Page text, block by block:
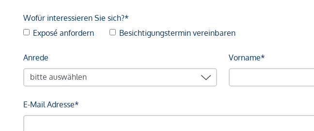
Wofür interessieren Sie sich?*
Exposé anfordern
Besichtigungstermin vereinbaren
Anrede Vorname*
E-Mail Adresse*